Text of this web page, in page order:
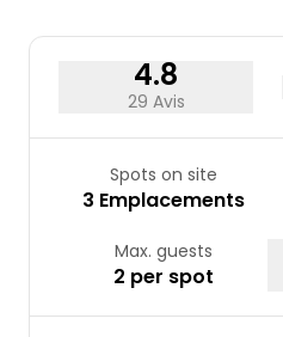
4.8
29 Avis
Spots on site
3 Emplacements
Max. guests
2 per spot